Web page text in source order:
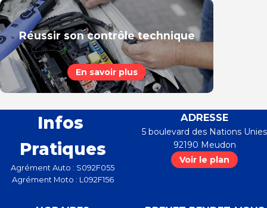
Réussir son contrôle technique
En savoir plus
Infos
Pratiques
Agrément Auto : S092F055
Agrément Moto : L092F156
ADRESSE
5 boulevard des Nations Unies
92190 Meudon
Voir le plan